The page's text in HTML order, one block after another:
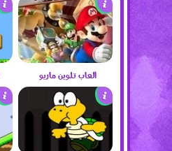
العاب تلوين ماريو